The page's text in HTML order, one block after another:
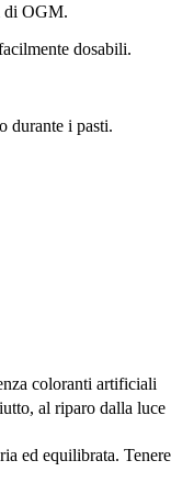
di OGM.
dosabili.
durante i pasti.
coloranti artificiali
al riparo dalla luce
ed equilibrata.